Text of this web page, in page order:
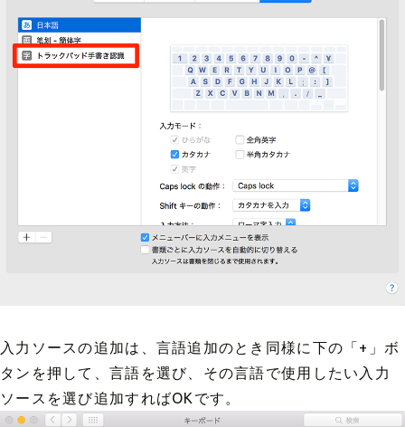
入力ソースの追加は、言語追加のとき同様に下の「+」ボ
タンを押して、言語を選び、その言語で使用したい入力
ソースを選び追加すればOKです。